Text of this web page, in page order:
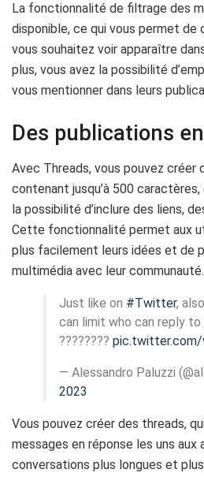
La fonctionnalité de filtrage des
disponible, ce qui vous permet de
vous souhaitez voir apparaître
plus, vous avez la possibilité
vous mentionner dans leurs
Des publications
Avec Threads, vous pouvez créer
contenant jusqu’à 500
la possibilité d’inclure des liens,
Cette fonctionnalité permet aux
plus facilement leurs idées et de
multimédia avec leur communauté.
Just like on #Twitter,
can limit who can reply
???????? pic.twitter.com/
— Alessandro Paluzzi
2023
Vous pouvez créer des threads,
messages en réponse les uns
conversations plus longues et